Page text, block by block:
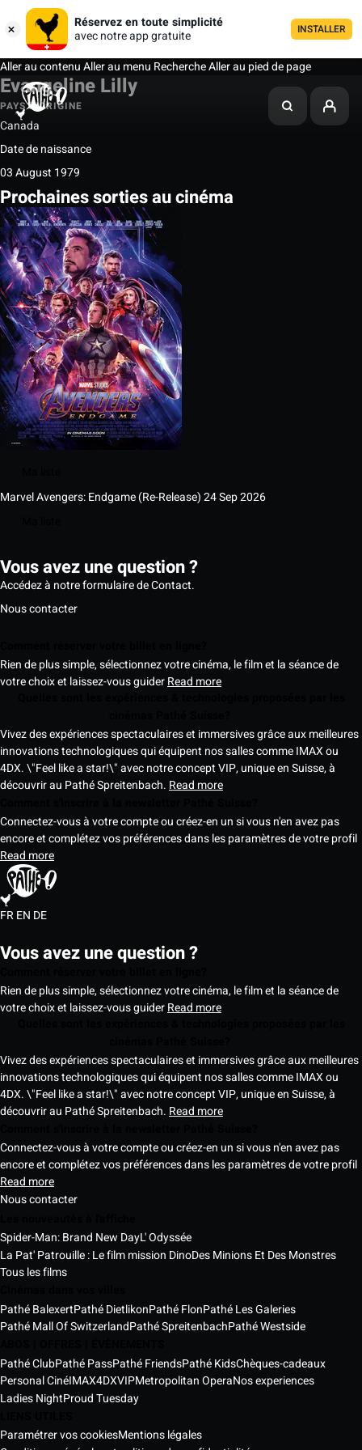
Réservez en toute simplicité
avec notre app gratuite
INSTALLER
Aller au contenuAller au menu RechercheAller au pied de page
Evangeline Lilly
PAYS D'ORIGINE
Canada
Date de naissance
03 August 1979
Prochaines sorties au cinéma
Marvel Avengers: Endgame (Re-Release)24 Sep 2026
Vous avez une question ?
Accédez à notre formulaire de Contact.
Nous contacter
Rien de plus simple, sélectionnez votre cinéma, le film et la séance de
votre choix et laissez-vous guiderRead more
Vivez des expériences spectaculaires et immersives grâce aux meilleures
innovations technologiques qui équipent nos salles comme IMAX ou
4DX. \"Feel like a star!\" avec notre concept VIP, unique en Suisse, à
découvrir au Pathé Spreitenbach. Read more
Connectez-vous à votre compte ou créez-en un si vous n'en avez pas
encore et complétez vos préférences dans les paramètres de votre profil
Read more
FREN DE
Vous avez une question ?
Rien de plus simple, sélectionnez votre cinéma, le film et la séance de
votre choix et laissez-vous guiderRead more
Vivez des expériences spectaculaires et immersives grâce aux meilleures
innovations technologiques qui équipent nos salles comme IMAX ou
4DX. \"Feel like a star!\" avec notre concept VIP, unique en Suisse, à
découvrir au Pathé Spreitenbach. Read more
Connectez-vous à votre compte ou créez-en un si vous n'en avez pas
encore et complétez vos préférences dans les paramètres de votre profil
Read more
Nous contacter
Spider-Man: Brand New DayL' Odyssée
La Pat' Patrouille : Le film mission DinoDes Minions Et Des Monstres
Tous les films
Pathé BalexertPathé DietlikonPathé FlonPathé Les Galeries
Pathé Mall Of SwitzerlandPathé SpreitenbachPathé Westside
Pathé ClubPathé PassPathé FriendsPathé KidsChèques-cadeaux
Personal CinéIMAX4DXVIPMetropolitan OperaNos experiences
Ladies NightProud Tuesday
Paramétrer vos cookiesMentions légales